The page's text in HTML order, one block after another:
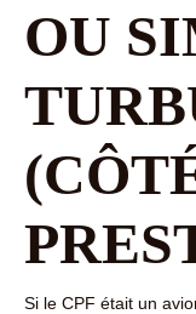
OU
Si le CPF était un